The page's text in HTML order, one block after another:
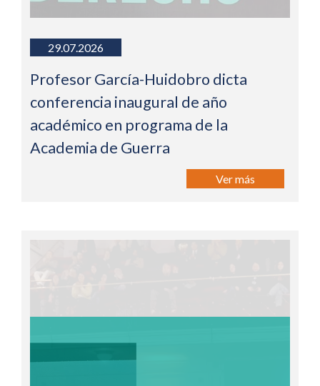
29.07.2026
Profesor García-Huidobro dicta
conferencia inaugural de año
académico en programa de la
Academia de Guerra
Ver más